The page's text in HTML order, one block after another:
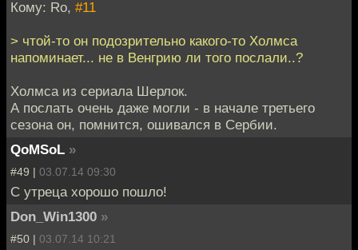
Кому: Ro, #11
> чтой-то он подозрительно какого-то Холмса
напоминает... не в Венгрию ли того послали..?
Холмса из сериала Шерлок.
А послать очень даже могли - в начале третьего
сезона он, помнится, ошивался в Сербии.
QoMSoL »
#49 | 03.07.14 09:30
С утреца хорошо пошло!
Don_Win1300 »
#50 | 03.07.14 10:21